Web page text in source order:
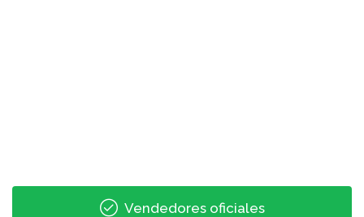
Vendedores oficiales